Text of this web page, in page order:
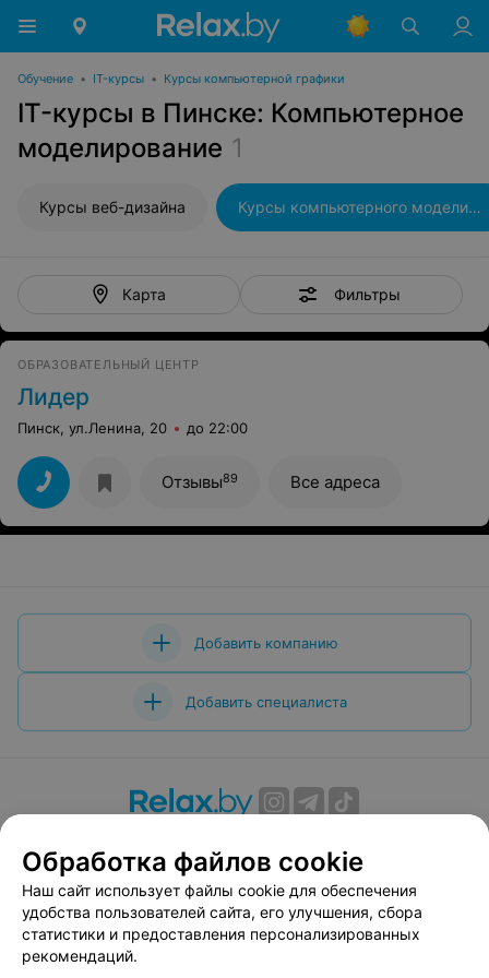
Обучение • IT-курсы • Курсы компьютерной графики
IT-курсы в Пинске: Компьютерное
моделирование 1
Курсы веб-дизайна Курсы компьютерного моделирования
Карта Фильтры
ОБРАЗОВАТЕЛЬНЫЙ ЦЕНТР
Лидер
Пинск, ул.Ленина, 20 до 22:00
Отзывы89 Все адреса
Добавить компанию
Добавить специалиста
Вакансии
Публичный договор
Способы оплаты
Публичный договор по использованию сервиса
«Афиша»
Пользовательское соглашение
Обработка файлов cookie
Наш сайт использует файлы cookie для обеспечения
удобства пользователей сайта, его улучшения, сбора
статистики и предоставления персонализированных
рекомендаций.